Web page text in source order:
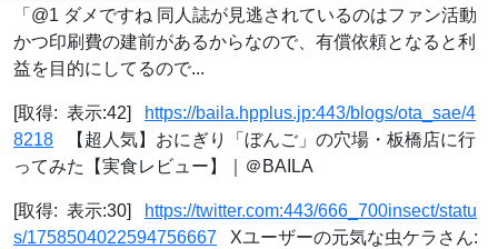
「@1 ダメですね 同人誌が見逃されているのはファン活動
かつ印刷費の建前があるからなので、有償依頼となると利
益を目的にしてるので...
[取得: 表示:42]
https://baila.hpplus.jp:443/blogs/ota_sae/4
8218 【超人気】おにぎり「ぼんご」の穴場・板橋店に行
ってみた【実食レビュー】｜＠BAILA
[取得: 表示:30]
https://twitter.com:443/666_700insect/statu
s/1758504022594756667 Xユーザーの元気な虫ケラさん: